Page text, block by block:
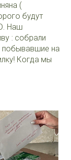
(
будут
Наш
: собрали
побывавшие на
Когда мы